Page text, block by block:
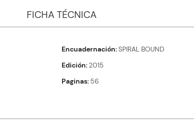
FICHA TÉCNICA
Encuadernación SPIRAL BOUND
Edición 2015
Paginas 56